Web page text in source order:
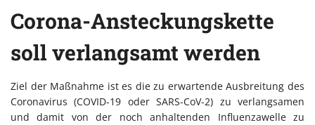
Corona-Ansteckungskette
soll verlangsamt werden
Ziel der Maßnahme ist es die zu erwartende Ausbreitung des
Coronavirus (COVID-19 oder SARS-CoV-2) zu verlangsamen
und damit von der noch anhaltenden Influenzawelle zu